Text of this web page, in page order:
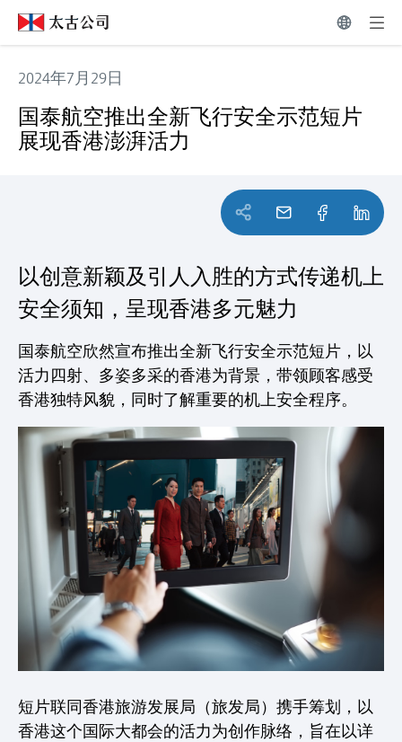
2024年7月29日
国泰航空推出全新飞行安全示范短片
展现香港澎湃活力
以创意新颖及引人入胜的方式传递机上
安全须知，呈现香港多元魅力
国泰航空欣然宣布推出全新飞行安全示范短片，以
活力四射、多姿多采的香港为背景，带领顾客感受
香港独特风貌，同时了解重要的机上安全程序。
短片联同香港旅游发展局（旅发局）携手筹划，以
香港这个国际大都会的活力为创作脉络，旨在以详